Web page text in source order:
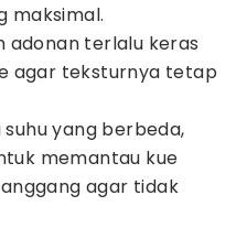
maksimal.
adonan terlalu keras
agar teksturnya tetap
yang berbeda,
memantau kue
agar tidak